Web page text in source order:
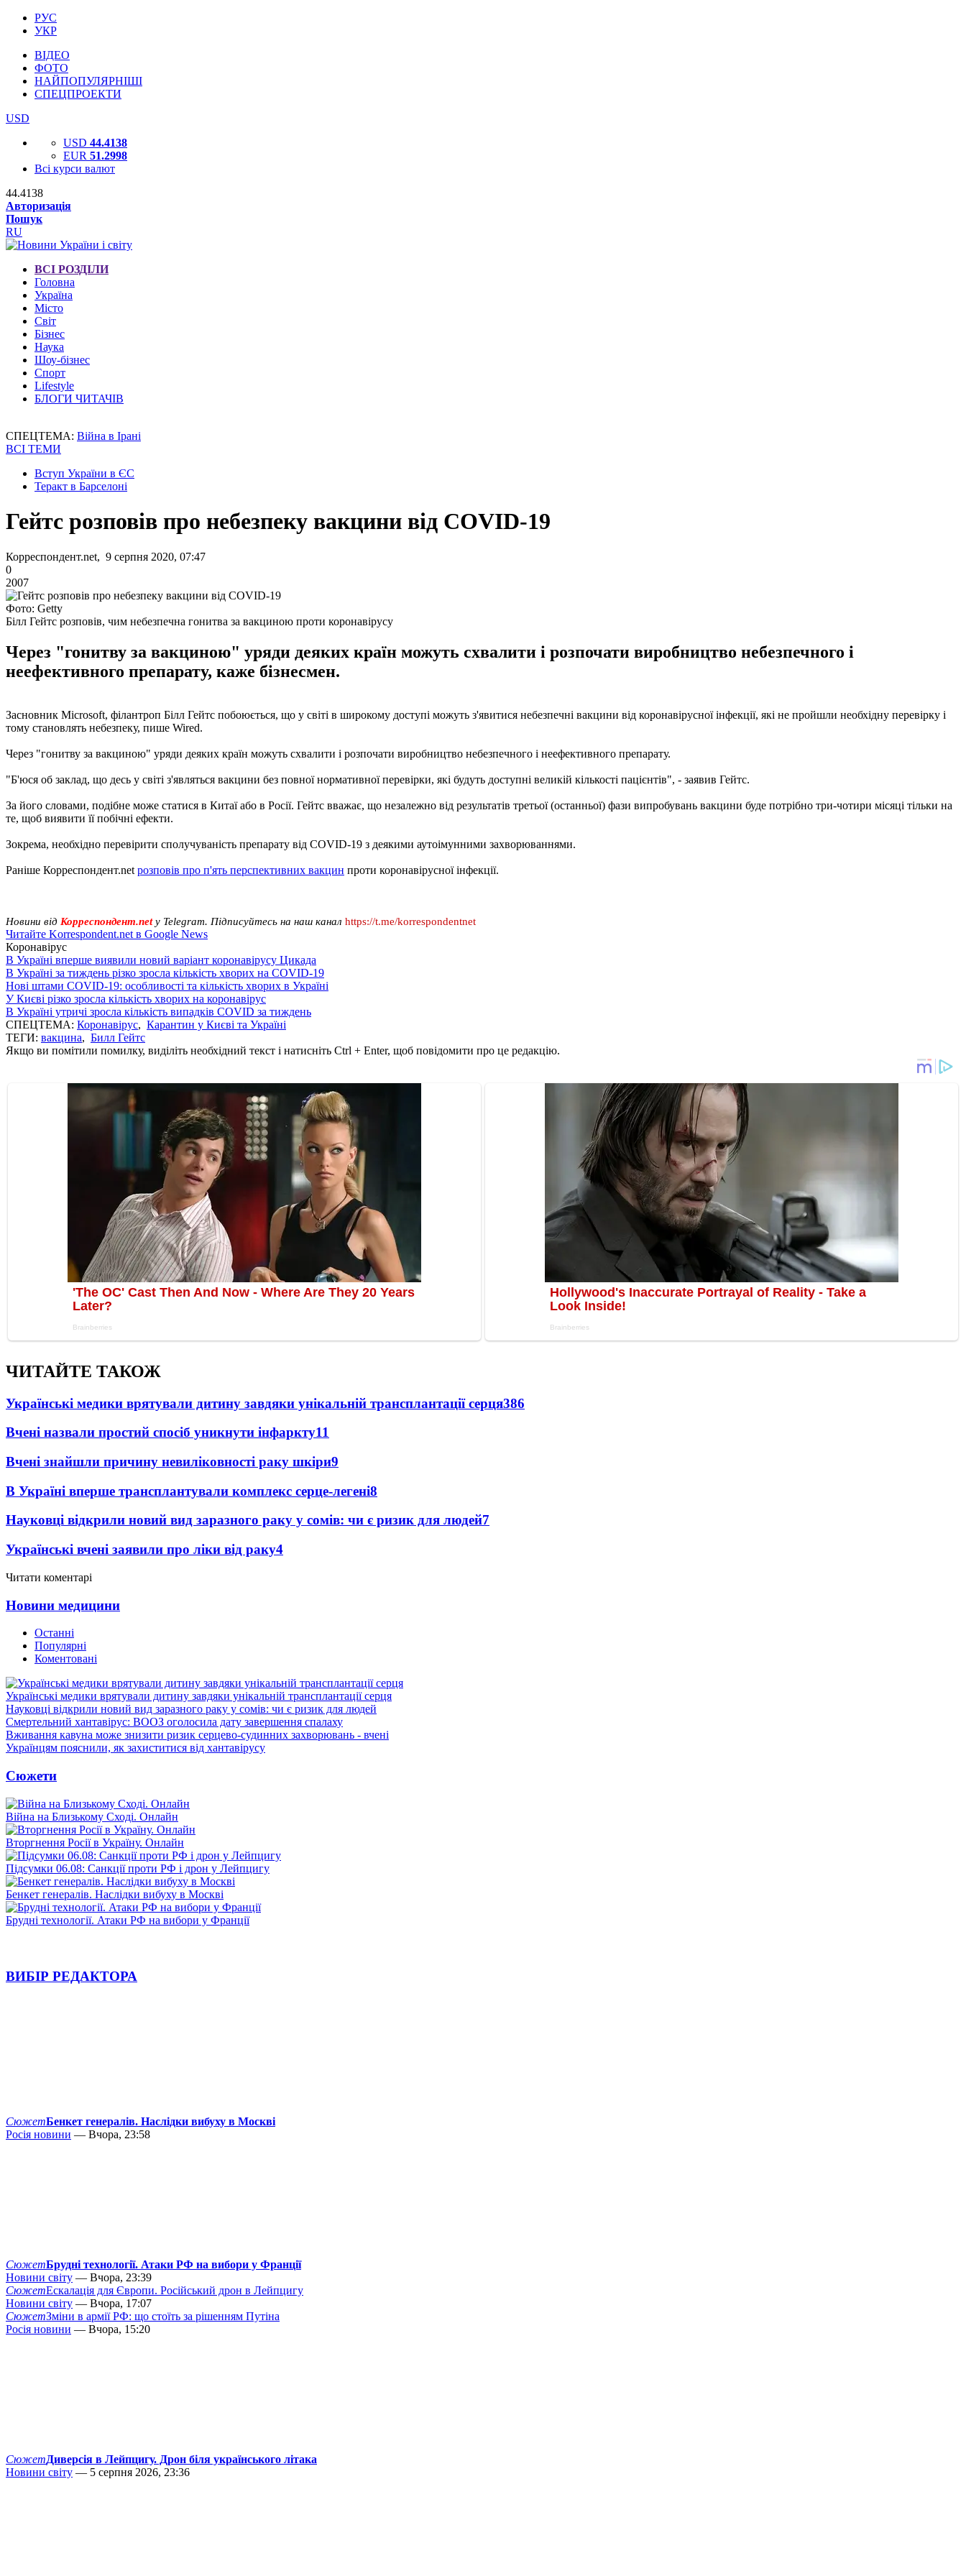
РУС
УКР
ВІДЕО
ФОТО
НАЙПОПУЛЯРНІШІ
СПЕЦПРОЕКТИ
USD
USD 44.4138
EUR 51.2998
Всі курси валют
44.4138
Авторизація
Пошук
RU
ВСІ РОЗДІЛИ
Головна
Україна
Місто
Світ
Бізнес
Наука
Шоу-бізнес
Спорт
Lifestyle
БЛОГИ ЧИТАЧІВ
СПЕЦТЕМА: Війна в Ірані
ВСІ ТЕМИ
Вступ України в ЄС
Теракт в Барселоні
Гейтс розповів про небезпеку вакцини від COVID-19
Корреспондент.net, 9 серпня 2020, 07:47
0
2007
Фото: Getty
Білл Гейтс розповів, чим небезпечна гонитва за вакциною проти коронавірусу
Через "гонитву за вакциною" уряди деяких країн можуть схвалити і розпочати виробництво небезпечного і
неефективного препарату, каже бізнесмен.
Засновник Microsoft, філантроп Білл Гейтс побоюється, що у світі в широкому доступі можуть з'явитися небезпечні вакцини від коронавірусної інфекції, які не пройшли необхідну перевірку і
тому становлять небезпеку, пише Wired.
Через "гонитву за вакциною" уряди деяких країн можуть схвалити і розпочати виробництво небезпечного і неефективного препарату.
"Б'юся об заклад, що десь у світі з'являться вакцини без повної нормативної перевірки, які будуть доступні великій кількості пацієнтів", - заявив Гейтс.
За його словами, подібне може статися в Китаї або в Росії. Гейтс вважає, що незалежно від результатів третьої (останньої) фази випробувань вакцини буде потрібно три-чотири місяці тільки на
те, щоб виявити її побічні ефекти.
Зокрема, необхідно перевірити сполучуваність препарату від COVID-19 з деякими аутоімунними захворюваннями.
Раніше Корреспондент.net розповів про п'ять перспективних вакцин проти коронавірусної інфекції.
Новини від Корреспондент.net у Telegram. Підписуйтесь на наш канал https://t.me/korrespondentnet
Читайте Korrespondent.net в Google News
Коронавірус
В Україні вперше виявили новий варіант коронавірусу Цикада
В Україні за тиждень різко зросла кількість хворих на COVID-19
Нові штами COVID-19: особливості та кількість хворих в Україні
У Києві різко зросла кількість хворих на коронавірус
В Україні утричі зросла кількість випадків COVID за тиждень
СПЕЦТЕМА: Коронавірус, Карантин у Києві та Україні
ТЕГИ: вакцина, Билл Гейтс
Якщо ви помітили помилку, виділіть необхідний текст і натисніть Ctrl + Enter, щоб повідомити про це редакцію.
ЧИТАЙТЕ ТАКОЖ
Українські медики врятували дитину завдяки унікальній трансплантації серця386
Вчені назвали простий спосіб уникнути інфаркту11
Вчені знайшли причину невиліковності раку шкіри9
В Україні вперше трансплантували комплекс серце-легені8
Науковці відкрили новий вид заразного раку у сомів: чи є ризик для людей7
Українські вчені заявили про ліки від раку4
Читати коментарі
Новини медицини
Останні
Популярні
Коментовані
Українські медики врятували дитину завдяки унікальній трансплантації серця
Науковці відкрили новий вид заразного раку у сомів: чи є ризик для людей
Смертельний хантавірус: ВООЗ оголосила дату завершення спалаху
Вживання кавуна може знизити ризик серцево-судинних захворювань - вчені
Українцям пояснили, як захиститися від хантавірусу
Сюжети
Війна на Близькому Сході. Онлайн
Вторгнення Росії в Україну. Онлайн
Підсумки 06.08: Санкції проти РФ і дрон у Лейпцигу
Бенкет генералів. Наслідки вибуху в Москві
Брудні технології. Атаки РФ на вибори у Франції
ВИБІР РЕДАКТОРА
СюжетБенкет генералів. Наслідки вибуху в Москві
Росія новини — Вчора, 23:58
СюжетБрудні технології. Атаки РФ на вибори у Франції
Новини світу — Вчора, 23:39
СюжетЕскалація для Європи. Російський дрон в Лейпцигу
Новини світу — Вчора, 17:07
СюжетЗміни в армії РФ: що стоїть за рішенням Путіна
Росія новини — Вчора, 15:20
СюжетДиверсія в Лейпцигу. Дрон біля українського літака
Новини світу — 5 серпня 2026, 23:36